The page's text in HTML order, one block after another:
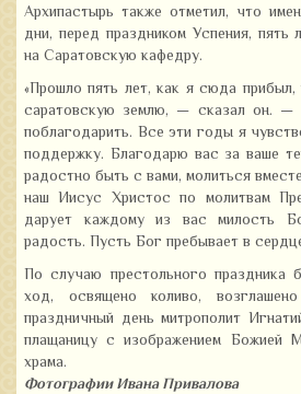
Архипастырь также отметил, что
дни, перед праздником Успения, пять
на Саратовскую кафедру.
«Прошло пять лет, как я сюда прибыл,
саратовскую землю, — сказал он.
поблагодарить. Все эти годы я
поддержку. Благодарю вас за ваше
радостно быть с вами, молиться
наш Иисус Христос по молитвам
дарует каждому из вас милость
радость. Пусть Бог пребывает в
По случаю престольного праздника
ход, освящено коливо,
праздничный день митрополит
плащаницу с изображением Божией
храма.
Фотографии Ивана Привалова